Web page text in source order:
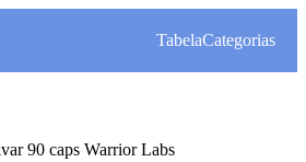
TabelaCategorias